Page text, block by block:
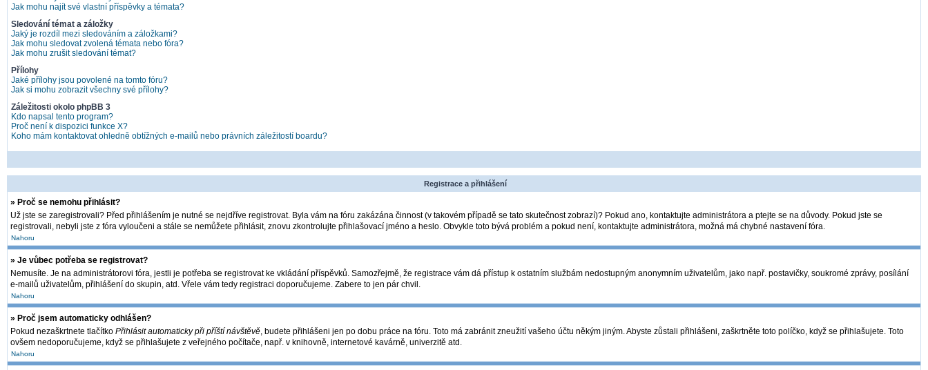
Jak mohu najít své vlastní příspěvky a témata?
Sledování témat a záložky
Jaký je rozdíl mezi sledováním a záložkami?
Jak mohu sledovat zvolená témata nebo fóra?
Jak mohu zrušit sledování témat?
Přílohy
Jaké přílohy jsou povolené na tomto fóru?
Jak si mohu zobrazit všechny své přílohy?
Záležitosti okolo phpBB 3
Kdo napsal tento program?
Proč není k dispozici funkce X?
Koho mám kontaktovat ohledně obtížných e-mailů nebo právních záležitostí boardu?
Registrace a přihlášení
» Proč se nemohu přihlásit?
Už jste se zaregistrovali? Před přihlášením je nutné se nejdříve registrovat. Byla vám na fóru zakázána činnost (v takovém případě se tato skutečnost zobrazí)? Pokud ano, kontaktujte administrátora a ptejte se na důvody. Pokud jste se
registrovali, nebyli jste z fóra vyloučeni a stále se nemůžete přihlásit, znovu zkontrolujte přihlašovací jméno a heslo. Obvykle toto bývá problém a pokud není, kontaktujte administrátora, možná má chybné nastavení fóra.
Nahoru
» Je vůbec potřeba se registrovat?
Nemusíte. Je na administrátorovi fóra, jestli je potřeba se registrovat ke vkládání příspěvků. Samozřejmě, že registrace vám dá přístup k ostatním službám nedostupným anonymním uživatelům, jako např. postavičky, soukromé zprávy, posílání
e-mailů uživatelům, přihlášení do skupin, atd. Vřele vám tedy registraci doporučujeme. Zabere to jen pár chvil.
Nahoru
» Proč jsem automaticky odhlášen?
Pokud nezaškrtnete tlačítko Přihlásit automaticky při příští návštěvě, budete přihlášeni jen po dobu práce na fóru. Toto má zabránit zneužití vašeho účtu někým jiným. Abyste zůstali přihlášeni, zaškrtněte toto políčko, když se přihlašujete. Toto
ovšem nedoporučujeme, když se přihlašujete z veřejného počítače, např. v knihovně, internetové kavárně, univerzitě atd.
Nahoru